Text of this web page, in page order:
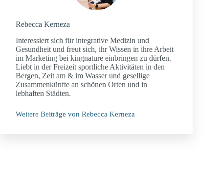
Rebecca Kerneza
Interessiert sich für integrative Medizin und
Gesundheit und freut sich, ihr Wissen in ihre Arbeit
im Marketing bei kingnature einbringen zu dürfen.
Liebt in der Freizeit sportliche Aktivitäten in den
Bergen, Zeit am & im Wasser und gesellige
Zusammenkünfte an schönen Orten und in
lebhaften Städten.
Weitere Beiträge von Rebecca Kerneza